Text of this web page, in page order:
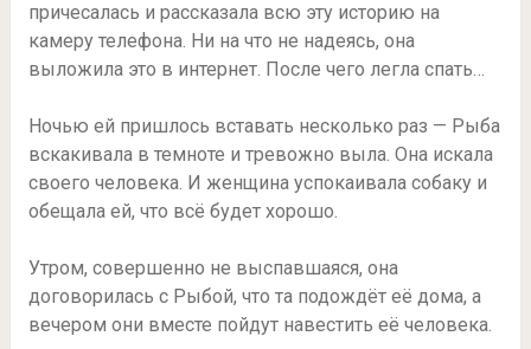
причесалась и рассказала всю эту историю на
камеру телефона. Ни на что не надеясь, она
выложила это в интернет. После чего легла спать…
Ночью ей пришлось вставать несколько раз — Рыба
вскакивала в темноте и тревожно выла. Она искала
своего человека. И женщина успокаивала собаку и
обещала ей, что всё будет хорошо.
Утром, совершенно не выспавшаяся, она
договорилась с Рыбой, что та подождёт её дома, а
вечером они вместе пойдут навестить её человека.